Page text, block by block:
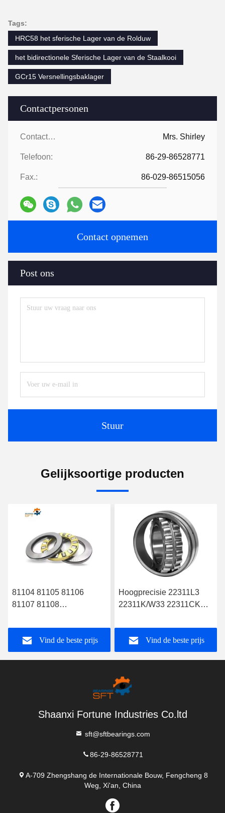
Contactpersonen
Contactpersonen: Mrs. Shirley
Telefoon: 86-29-86528771
Fax.: 86-029-86515056
Contact opnemen
Post ons
Stuur
Tags:
HRC58 het sferische Lager van de Rolduw
het bidirectionele Sferische Lager van de Staalkooi
GCr15 Versnellingsbaklager
Gelijksoortige producten
81104 81105 81106
81107 81108
P4 P2 met een
nauwkeurigheidscategorie
en met chroomstaal
Vind de beste prijs
Hoogprecisie 22311L3
22311K/W33 22311CK
Vind de beste prijs
Shaanxi Fortune Industries Co.ltd
sft@sftbearings.com
86-29-86528771
A-709 Zhengshang de Internationale Bouw, Fengcheng 8
Weg, Xi'an, China